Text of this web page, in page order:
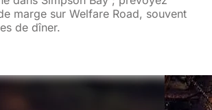
marge sur Welfare Road, souvent
de dîner.